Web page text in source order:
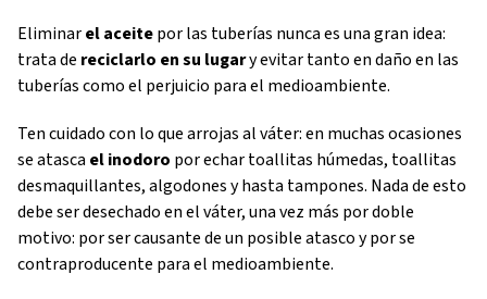
Eliminarel aceitepor las tuberías nunca es una gran idea:
trata de reciclarlo en su lugary evitar tanto en daño en las
tuberías como el perjuicio para el medioambiente.
Ten cuidado con lo que arrojas al váter: en muchas ocasiones
se atasca el inodoro por echar toallitas húmedas, toallitas
desmaquillantes, algodones y hasta tampones. Nada de esto
debe ser desechado en el váter, una vez más por doble
motivo: por ser causante de un posible atasco y por se
contraproducente para el medioambiente.